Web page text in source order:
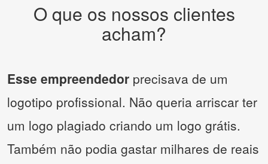
O que os nossos clientes
acham?
Esse empreendedor precisava de um
logotipo profissional. Não queria arriscar ter
um logo plagiado criando um logo grátis.
Também não podia gastar milhares de reais